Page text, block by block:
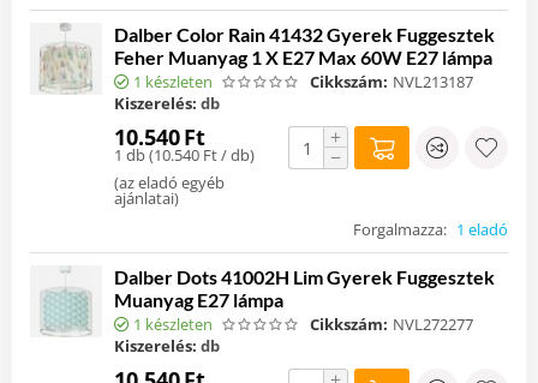
Dalber Color Rain 41432 Gyerek Fuggesztek
Feher Muanyag 1 X E27 Max 60W E27 lámpa
1 készleten Cikkszám: NVL213187
Kiszerelés: db
10.540Ft
1 db (10.540 Ft/ db)
(az eladó egyéb
ajánlatai)
+
−
Forgalmazza: 1 eladó
Dalber Dots 41002H Lim Gyerek Fuggesztek
Muanyag E27 lámpa
1 készleten Cikkszám: NVL272277
Kiszerelés: db